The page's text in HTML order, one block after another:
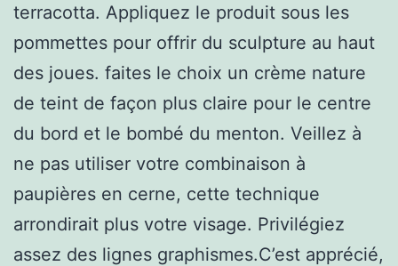
terracotta. Appliquez le produit sous les
pommettes pour offrir du sculpture au haut
des joues. faites le choix un crème nature
de teint de façon plus claire pour le centre
du bord et le bombé du menton. Veillez à
ne pas utiliser votre combinaison à
paupières en cerne, cette technique
arrondirait plus votre visage. Privilégiez
assez des lignes graphismes.C’est apprécié,